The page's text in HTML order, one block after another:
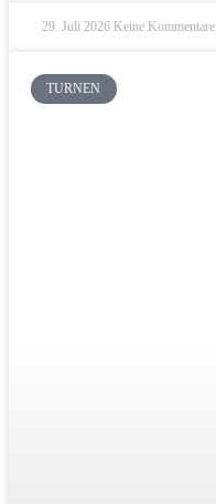
29. Juli 2026 Keine Kommentare
TURNEN